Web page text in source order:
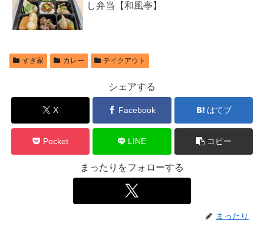
し弁当【和風亭】
すき家 カレー テイクアウト
シェアする
X Facebook はてブ
Pocket LINE コピー
まったりをフォローする
まったり